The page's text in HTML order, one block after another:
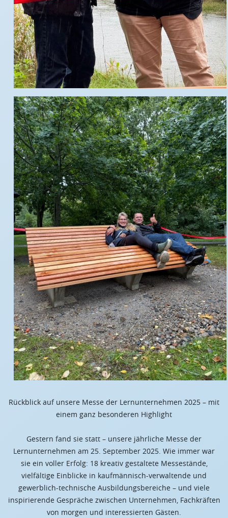
Rückblick auf unsere Messe der Lernunternehmen 2025 – mit
einem ganz besonderen Highlight
Gestern fand sie statt – unsere jährliche Messe der
Lernunternehmen am 25. September 2025. Wie immer war
sie ein voller Erfolg: 18 kreativ gestaltete Messestände,
vielfältige Einblicke in kaufmännisch-verwaltende und
gewerblich-technische Ausbildungsbereiche – und viele
inspirierende Gespräche zwischen Unternehmen, Fachkräften
von morgen und interessierten Gästen.